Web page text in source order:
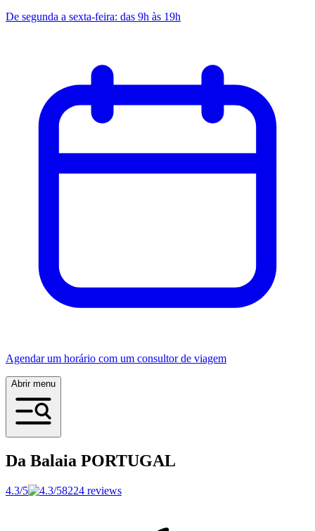
De segunda a sexta-feira: das 9h às 19h
Agendar um horário com um consultor de viagem
Abrir menu
Da Balaia PORTUGAL
4.3/5 8224 reviews